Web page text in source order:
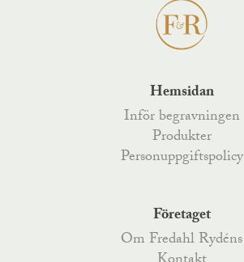
Hemsidan
Inför begravningen
Produkter
Personuppgiftspolicy
Företaget
Om Fredahl Rydéns